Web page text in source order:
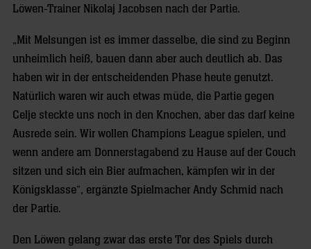
Löwen-Trainer Nikolaj Jacobsen nach der Partie.
„Mit Melsungen ist es immer dasselbe, die sind zu Beginn
unheimlich heiß, bauen dann aber auch deutlich ab. Das
haben wir in der entscheidenden Phase heute genutzt.
Natürlich waren wir auch etwas müde, die Partie gegen
Celje steckte uns noch in den Knochen, aber das darf keine
Ausrede sein. Wir wollen Champions League spielen, und
wenn andere am Donnerstagabend zu Hause auf der Couch
sitzen und sich ein Bier aufmachen, kämpfen wir in der
Königsklasse“, ergänzte Spielmacher Andy Schmid nach
der Partie.
Den Löwen gelang zwar das erste Tor des Spiels durch